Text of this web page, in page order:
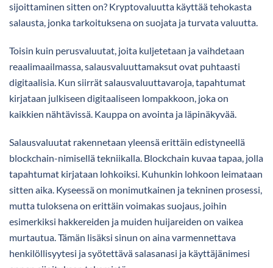
sijoittaminen sitten on? Kryptovaluutta käyttää tehokasta
salausta, jonka tarkoituksena on suojata ja turvata valuutta.
Toisin kuin perusvaluutat, joita kuljetetaan ja vaihdetaan
reaalimaailmassa, salausvaluuttamaksut ovat puhtaasti
digitaalisia. Kun siirrät salausvaluuttavaroja, tapahtumat
kirjataan julkiseen digitaaliseen lompakkoon, joka on
kaikkien nähtävissä. Kauppa on avointa ja läpinäkyvää.
Salausvaluutat rakennetaan yleensä erittäin edistyneellä
blockchain-nimisellä tekniikalla. Blockchain kuvaa tapaa, jolla
tapahtumat kirjataan lohkoiksi. Kuhunkin lohkoon leimataan
sitten aika. Kyseessä on monimutkainen ja tekninen prosessi,
mutta tuloksena on erittäin voimakas suojaus, joihin
esimerkiksi hakkereiden ja muiden huijareiden on vaikea
murtautua. Tämän lisäksi sinun on aina varmennettava
henkilöllisyytesi ja syötettävä salasanasi ja käyttäjänimesi